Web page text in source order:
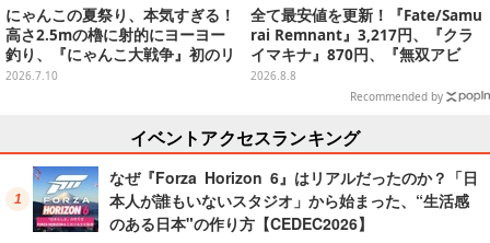
にゃんこの夏祭り、本気すぎる！
高さ2.5mの櫓に射的にヨーヨー
釣り、『にゃんこ大戦争』初のリ
アルイベントが全国3会場で7月よ
2026.7.10
全て最安値を更新！『Fate/Samu
rai Remnant』3,217円、『クラ
イマキナ』870円、『無双アビ
ス』1,188円、『星空鉄道とシロ
の旅』3,190円【eショップ・PS S
2026.8.8
Recommended by
イベントアクセスランキング
なぜ『Forza Horizon 6』はリアルだったのか？「日
本人が誰もいないスタジオ」から始まった、“生活感
のある日本"の作り方【CEDEC2026】